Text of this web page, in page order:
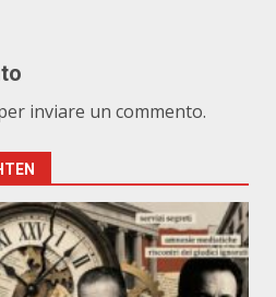
inviare un commento.